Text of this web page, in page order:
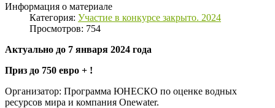
Информация о материале
Категория: Участие в конкурсе закрыто. 2024
Просмотров: 754
Актуально до 7 января 2024 года
Приз до 750 евро + !
Организатор: Программа ЮНЕСКО по оценке водных
ресурсов мира и компания Onewater.